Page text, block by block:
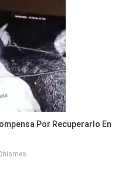
Por Recuperarlo En